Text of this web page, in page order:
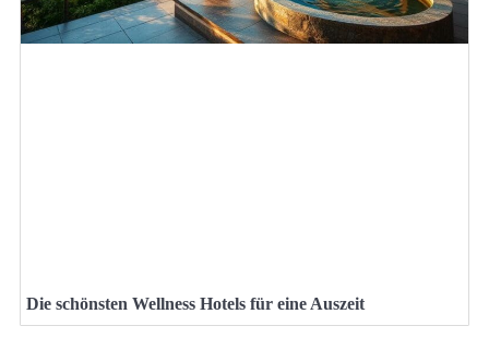
Die schönsten Wellness Hotels für eine Auszeit